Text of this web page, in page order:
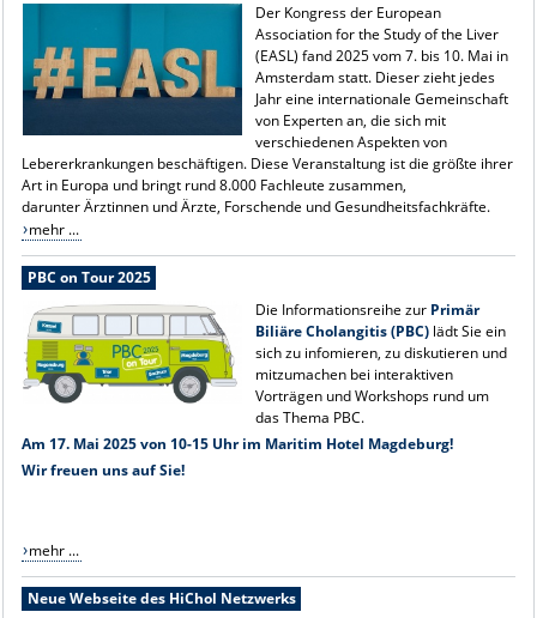
Der Kongress der European
Association for the Study of the Liver
(EASL) fand 2025 vom 7. bis 10. Mai in
Amsterdam statt. Dieser zieht jedes
Jahr eine internationale Gemeinschaft
von Experten an, die sich mit
verschiedenen Aspekten von
Lebererkrankungen beschäftigen. Diese Veranstaltung ist die größte ihrer
Art in Europa und bringt rund 8.000 Fachleute zusammen,
darunterÄrztinnen und Ärzte, Forschende und Gesundheitsfachkräfte.
mehr ...
PBC on Tour 2025
Die Informationsreihe zur Primär
Biliäre Cholangitis (PBC) lädt Sie ein
sich zu infomieren, zu diskutieren und
mitzumachen bei interaktiven
Vorträgen und Workshops rund um
das Thema PBC.
Am 17. Mai 2025 von 10-15 Uhr im Maritim Hotel Magdeburg!
Wir freuen uns auf Sie!
mehr ...
Neue Webseite des HiChol Netzwerks